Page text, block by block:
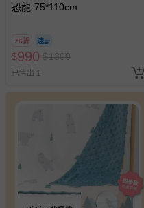
恐龍-75*110cm
76折
$990 $1300
已售出 1